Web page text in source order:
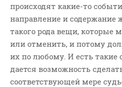
происходят какие-то
направление и содержание
такого рода вещи,
или отменить, и потому
их по любому. И есть такие
дается возможность
соответствующей мере